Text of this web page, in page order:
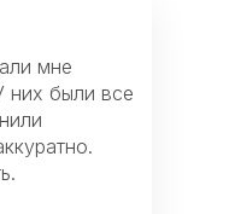
мне
них были все
плиты и
После
и убрали
сервис!
из
обращаться в